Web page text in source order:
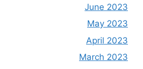
June 2023
May 2023
April 2023
March 2023